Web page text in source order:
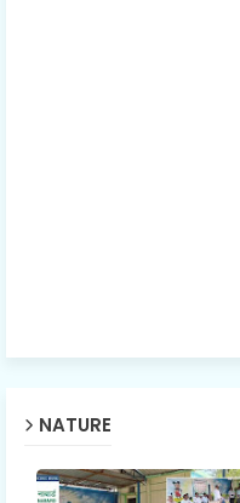
NATURE